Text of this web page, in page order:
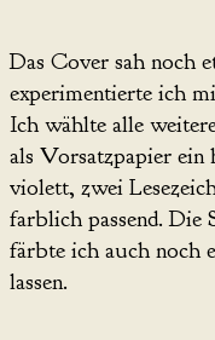
Das Cover sah noch
experimentierte ich
Ich wählte alle
als Vorsatzpapier ein
violett, zwei
farblich passend. Die
färbte ich auch noch
lassen.